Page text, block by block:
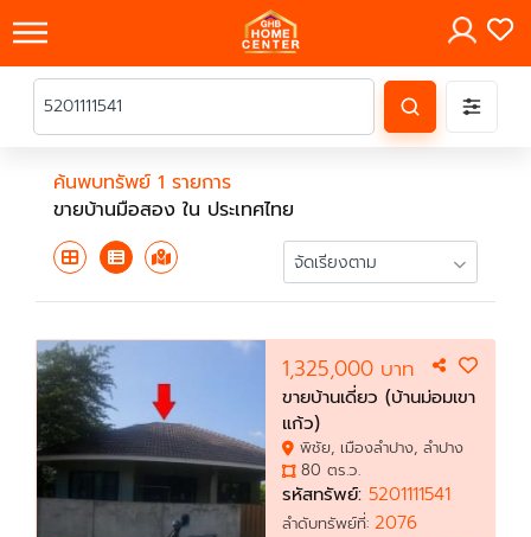
×
ค้นพบทรัพย์ 1 รายการ
ขายบ้านมือสอง ใน ประเทศไทย
1,325,000 บาท
ขายบ้านเดี่ยว (บ้านม่อมเขา
แก้ว)
พิชัย, เมืองลำปาง, ลำปาง
80 ตร.ว.
รหัสทรัพย์: 5201111541
ลำดับทรัพย์ที่: 2076